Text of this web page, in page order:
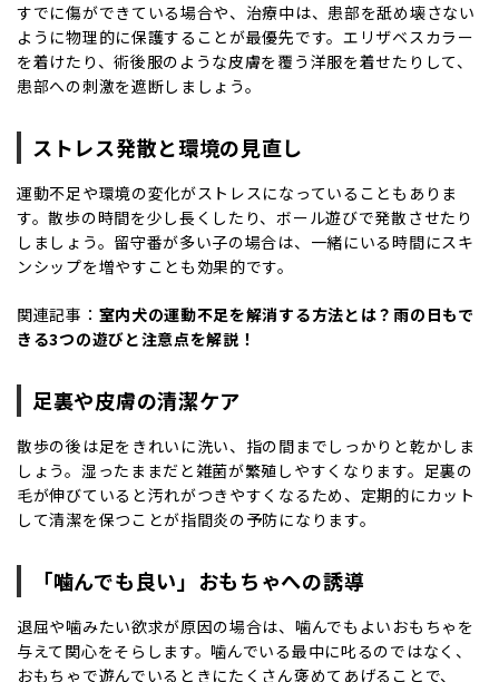
すでに傷ができている場合や、治療中は、患部を舐め壊さない
ように物理的に保護することが最優先です。エリザベスカラー
を着けたり、術後服のような皮膚を覆う洋服を着せたりして、
患部への刺激を遮断しましょう。
ストレス発散と環境の見直し
運動不足や環境の変化がストレスになっていることもありま
す。散歩の時間を少し長くしたり、ボール遊びで発散させたり
しましょう。留守番が多い子の場合は、一緒にいる時間にスキ
ンシップを増やすことも効果的です。
関連記事： 室内犬の運動不足を解消する方法とは？雨の日もで
きる3つの遊びと注意点を解説！
足裏や皮膚の清潔ケア
散歩の後は足をきれいに洗い、指の間までしっかりと乾かしま
しょう。湿ったままだと雑菌が繁殖しやすくなります。足裏の
毛が伸びていると汚れがつきやすくなるため、定期的にカット
して清潔を保つことが指間炎の予防になります。
「噛んでも良い」おもちゃへの誘導
退屈や噛みたい欲求が原因の場合は、噛んでもよいおもちゃを
与えて関心をそらします。噛んでいる最中に叱るのではなく、
おもちゃで遊んでいるときにたくさん褒めてあげることで、